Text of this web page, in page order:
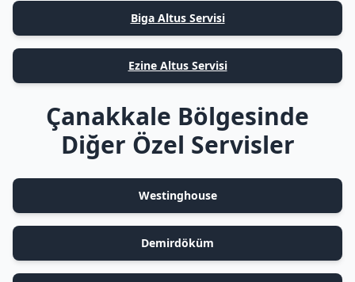
Biga Altus Servisi
Ezine Altus Servisi
Çanakkale Bölgesinde
Diğer Özel Servisler
Westinghouse
Demirdöküm